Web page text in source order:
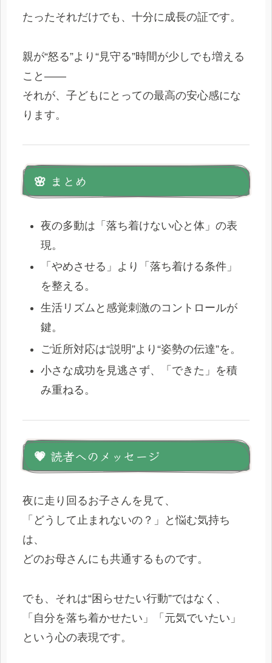
たったそれだけでも、十分に成長の証です。
親が“怒る”より“見守る”時間が少しでも増える
こと――
それが、子どもにとっての最高の安心感にな
ります。
🌸 まとめ
夜の多動は「落ち着けない心と体」の表
現。
「やめさせる」より「落ち着ける条件」
を整える。
生活リズムと感覚刺激のコントロールが
鍵。
ご近所対応は“説明”より“姿勢の伝達”を。
小さな成功を見逃さず、「できた」を積
み重ねる。
💗 読者へのメッセージ
夜に走り回るお子さんを見て、
「どうして止まれないの？」と悩む気持ち
は、
どのお母さんにも共通するものです。
でも、それは“困らせたい行動”ではなく、
「自分を落ち着かせたい」「元気でいたい」
という心の表現です。